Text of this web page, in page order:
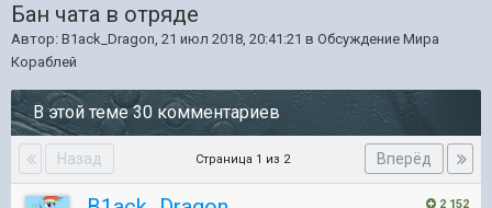
Бан чата в отряде
Автор: B1ack_Dragon, 21 июл 2018, 20:41:21 в Обсуждение Мира
Кораблей
В этой теме 30 комментариев
Назад Вперёд
Страница 1 из 2
2 152